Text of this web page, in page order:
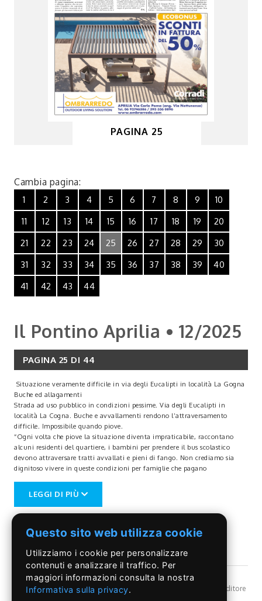
PAGINA 25
Cambia pagina:
1 2 3 4 5 6 7 8 9
10
11
12 13 14 15 16 17 18 19
20
21
22 23 24 25 26 27 28 29
30
31
32 33 34 35 36 37 38 39
40
41
42 43 44
Il Pontino Aprilia • 12/2025
PAGINA 25 DI 44
Situazione veramente difficile in via degli Eucalipti in località La Gogna
Buche ed allagamenti
Strada ad uso pubblico in condizioni pessime. Via degli Eucalipti in
località La Cogna. Buche e avvallamenti rendono l’attraversamento
difficile. Impossibile quando piove.
“Ogni volta che piove la situazione diventa impraticabile, raccontano
alcuni residenti del quartiere, i bambini per prendere il bus scolastico
devono attraversare tratti avvallati e pieni di fango. Non crediamo sia
dignitoso vivere in queste condizioni per famiglie che pagano
condizione di serie b”.
Una situazione che va avanti da molti anni, troppi. Una condizione
consorzio di zona infatti spesso richiama l’attenzione delle istituzioni per
il risanamento igienico ambientale. In particolar modo gli allacci alla
“Nel primo pomeriggio di giovedì 15 maggio, racconta Silvano De Paolis
coordinatore del consorzio di zona, in uno dei giri che periodicamente
facciamo per verificare “se c’è vita” intorno agli impianti di sollevamento
presenti in varie parti della rete fognaria - per le vicende che ci hanno
impegnato in questi ultimi mesi - abbiamo avuto quella che sembrava
LEGGI DI PIÙ
©Il Pontino- Reg, Trib. Roma n.399/86 - Angelo Capriotti Editore
Questo sito web utilizza cookie
Utilizziamo i cookie per personalizzare
contenuti e analizzare il traffico. Per
maggiori informazioni consulta la nostra
Informativa sulla privacy.